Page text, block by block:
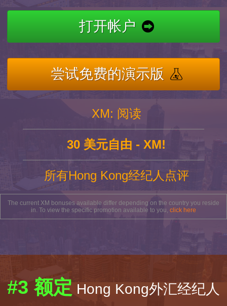
打开帐户
尝试免费的演示版
XM: 阅读
30 美元自由 - XM!
所有Hong Kong经纪人点评
The current XM bonuses available differ depending on the country you reside
in. To view the specific promotion available to you, click here
#3 额定 Hong Kong外汇经纪人